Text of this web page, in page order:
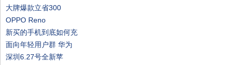
大牌爆款立省300
OPPO Reno
新买的手机到底如何充
面向年轻用户群 华为
深圳6.27号全新苹